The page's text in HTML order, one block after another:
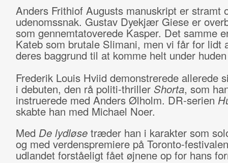
Anders Frithiof Augusts manuskript er stramt
udenomssnak. Gustav Dyekjær Giese er
som gennemtatoverede Kasper. Det samme
Kateb som brutale Slimani, men vi får for lidt
deres baggrund til at komme helt under
Frederik Louis Hviid demonstrerede allerede
i debuten, den rå politi-thriller Shorta, som
instruerede med Anders Ølholm. DR-serien
skabte han med Michael Noer.
Med De lydløsetræder han i karakter som
og med verdenspremiere på Toronto-
udlandet forståeligt fået øjnene op for hans